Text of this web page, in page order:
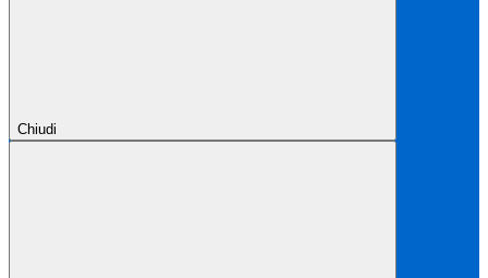
Chiudi